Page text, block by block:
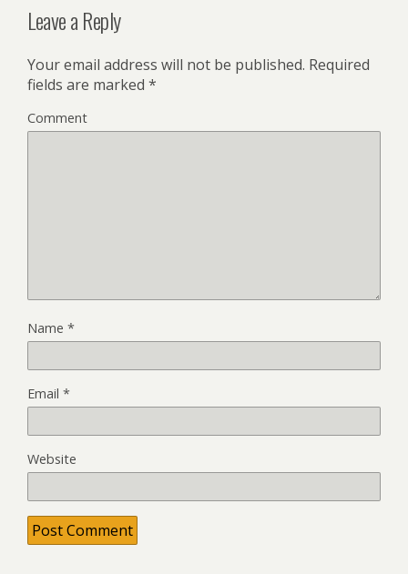
Leave a Reply
Your email address will not be published. Required
fields are marked *
Comment
Name *
Email *
Website